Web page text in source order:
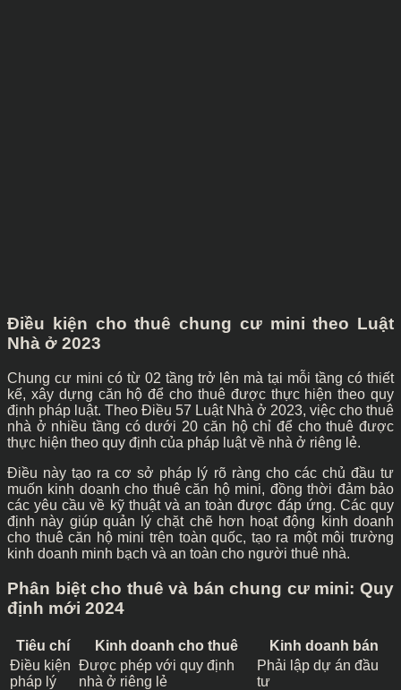
Điều kiện cho thuê chung cư mini theo Luật
Nhà ở 2023
Chung cư mini có từ 02 tầng trở lên mà tại mỗi tầng có thiết
kế, xây dựng căn hộ để cho thuê được thực hiện theo quy
định pháp luật. Theo Điều 57 Luật Nhà ở 2023, việc cho thuê
nhà ở nhiều tầng có dưới 20 căn hộ chỉ để cho thuê được
thực hiện theo quy định của pháp luật về nhà ở riêng lẻ.
Điều này tạo ra cơ sở pháp lý rõ ràng cho các chủ đầu tư
muốn kinh doanh cho thuê căn hộ mini, đồng thời đảm bảo
các yêu cầu về kỹ thuật và an toàn được đáp ứng. Các quy
định này giúp quản lý chặt chẽ hơn hoạt động kinh doanh
cho thuê căn hộ mini trên toàn quốc, tạo ra một môi trường
kinh doanh minh bạch và an toàn cho người thuê nhà.
Phân biệt cho thuê và bán chung cư mini: Quy
định mới 2024
Tiêu chí Kinh doanh cho thuê
Kinh doanh bán
Điều kiện
pháp lý
Được phép với quy định
nhà ở riêng lẻ
Phải lập dự án đầu
tư